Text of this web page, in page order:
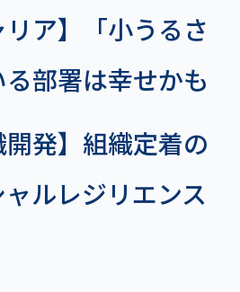
リア】「小うるさ
部署は幸せかも
開発】組織定着の
ルレジリエンス